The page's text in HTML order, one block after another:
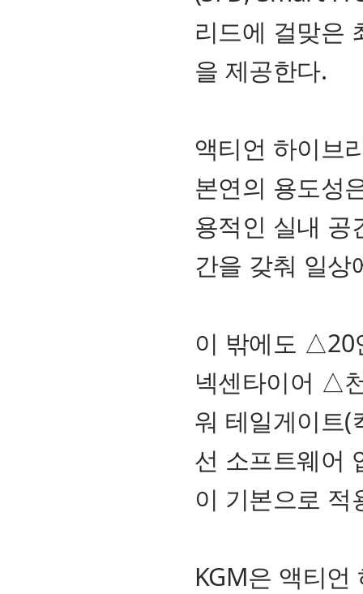
리드에 걸맞은
을 제공한다.
액티언 하이브
본연의 용도성
용적인 실내 공
간을 갖춰 일상
이 밖에도 △20
넥센타이어 △
워 테일게이트
선 소프트웨어
이 기본으로 적
KGM은 액티